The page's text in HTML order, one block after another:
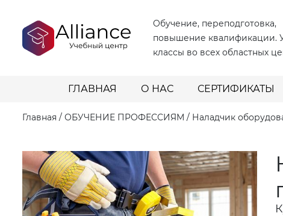
Обучение, переподготовка,
повышение квалификации.
классы во всех областных
ГЛАВНАЯ О НАС СЕРТИФИКАТЫ
Главная / ОБУЧЕНИЕ ПРОФЕССИЯМ / Наладчик